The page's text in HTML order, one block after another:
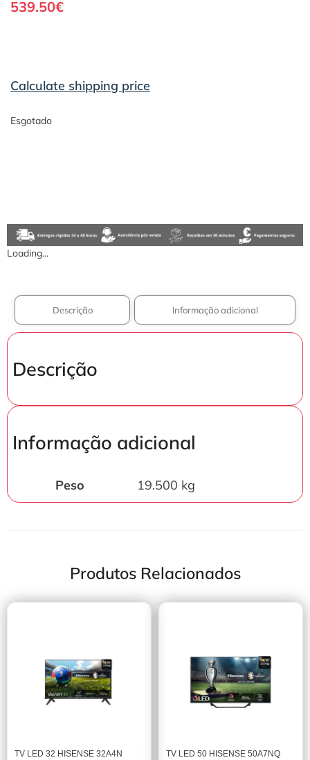
539.50€
Calculate shipping price
Esgotado
Loading...
Descrição Informação adicional
Descrição
Informação adicional
Peso 19.500 kg
Produtos Relacionados
TV LED 32 HISENSE 32A4N
TV LED 50 HISENSE 50A7NQ